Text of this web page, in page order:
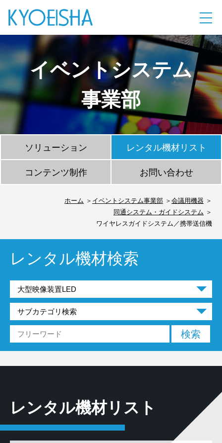
イベントシステム
事業部
ソリューション レンタル機材リスト
コンテンツ制作 お問い合わせ
ホーム イベントシステム事業部
会議用機器
同通システム・ガイドシステム
ワイヤレスガイドシステム／携帯送信機
レンタル機材検索
レンタル機材リスト